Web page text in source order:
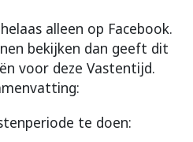
alleen op Facebook.
bekijken dan geeft dit
voor deze Vastentijd.
te doen: